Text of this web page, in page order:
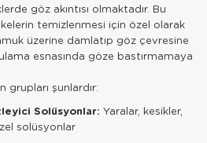
göz akıntısı olmaktadır. Bu
temizlenmesi için özel olarak
üzerine damlatıp göz çevresine
esnasında göze bastırmamaya
şunlardır:
Solüsyonlar: Yaralar, kesikler,
solüsyonlar